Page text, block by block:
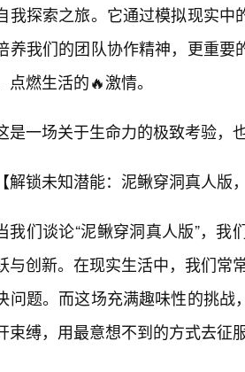
我探索之旅。它通过模拟现实
养我们的团队协作精神，更重
点燃生活的🔥激情。
是一场关于生命力的极致考验，
【解锁未知潜能：泥鳅穿洞真人
我们谈论“泥鳅穿洞真人版”，
与创新。在现实生活中，我们常
问题。而这场充满趣味性的挑
束缚，用最意想不到的方式去征